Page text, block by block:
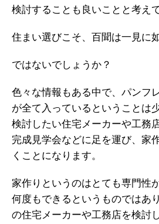
検討することも良いことと考え
住まい選びこそ、百聞は一見に
ではないでしょうか？
色々な情報もある中で、パンフ
が全て入っているということは
検討したい住宅メーカーや工務
完成見学会などに足を運び、家
くことになります。
家作りというのはとても専門性
何度もできるというものではあ
の住宅メーカーや工務店を検討